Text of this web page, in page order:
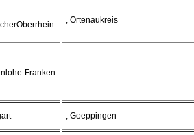
, Ortenaukreis
Franken
, Goeppingen